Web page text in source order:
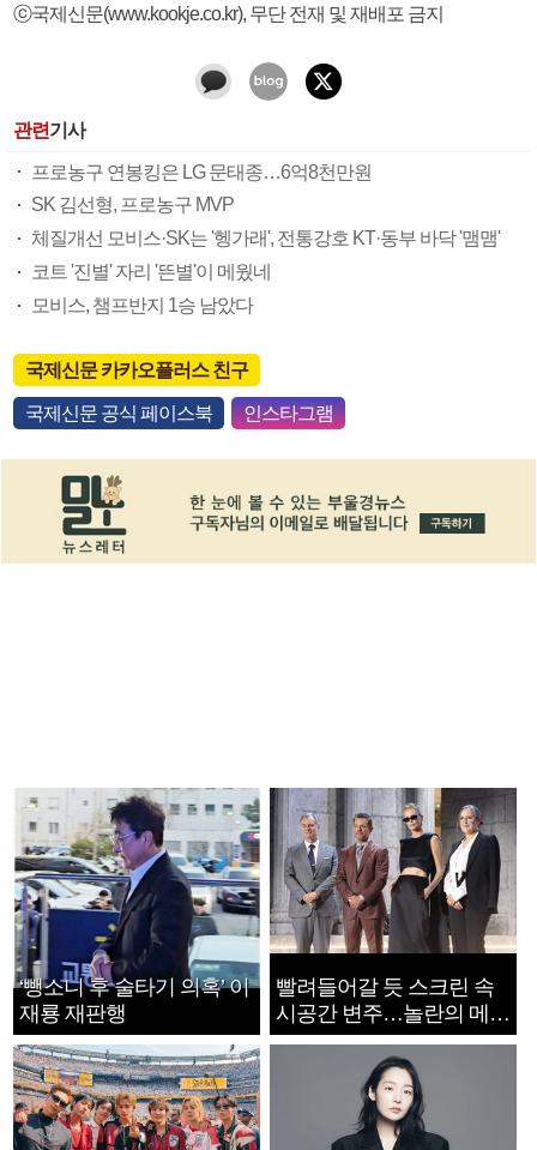
ⓒ국제신문(www.kookje.co.kr), 무단 전재 및 재배포 금지
관련기사
프로농구 연봉킹은 LG 문태종…6억8천만원
SK 김선형, 프로농구 MVP
체질개선 모비스·SK는 '헹가래', 전통강호 KT·동부 바닥 '맴맴'
코트 '진별' 자리 '뜬별'이 메웠네
모비스, 챔프반지 1승 남았다
국제신문 카카오플러스 친구
국제신문 공식 페이스북 인스타그램
‘뺑소니 후 술타기 의혹’ 이
재룡 재판행
빨려들어갈 듯 스크린 속
시공간 변주…놀란의 메시
지는 ‘전쟁 속죄’